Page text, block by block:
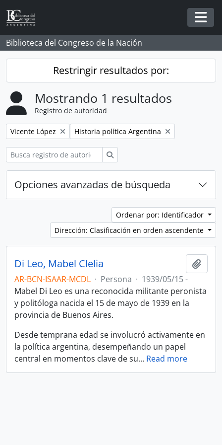
Skip to main content
Biblioteca del Congreso de la Nación
Restringir resultados por:
Mostrando 1 resultados
Registro de autoridad
Remove filter:
Vicente López Remove filter:
Historia política Argentina
Opciones avanzadas de búsqueda
Ordenar por: Identificador
Dirección: Clasificación en orden ascendente
Di Leo, Mabel Clelia
AR-BCN-ISAAR-MCDL · Persona · 1939/05/15 -
Mabel Di Leo es una reconocida militante peronista
y politóloga nacida el 15 de mayo de 1939 en la
provincia de Buenos Aires.
Desde temprana edad se involucró activamente en
la política argentina, desempeñando un papel
central en momentos clave de su… Read more